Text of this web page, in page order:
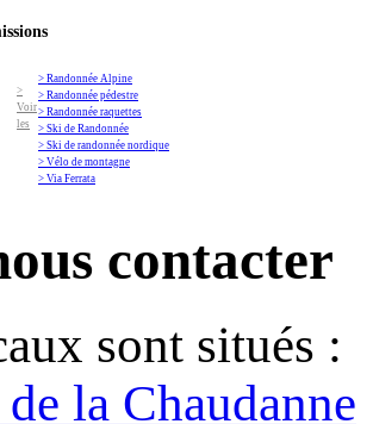
> Randonnée Alpine
> Randonnée pédestre
> Randonnée raquettes
> Ski de Randonnée
> Ski de randonnée nordique
> Vélo de montagne
> Via Ferrata
>
Voir
les
contacter
sont situés :
la Chaudanne